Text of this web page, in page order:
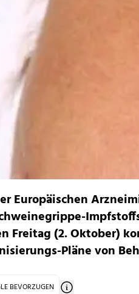
Europäischen
Freitag (2. Oktober)
Pläne von
BEVORZUGEN